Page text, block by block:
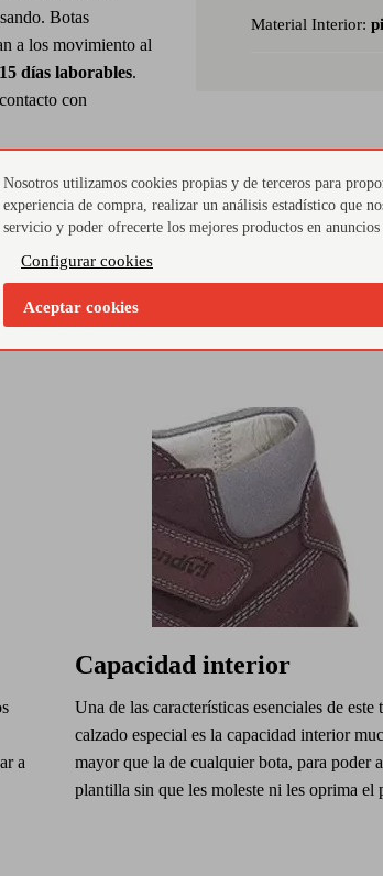
Material Interior:
Botas
a los movimiento al
días laborables.
con
terapéutico
europea) por
de tiendas
es necesario
a
Capacidad interior
Una de las características esenciales de este
calzado especial es la capacidad interior
mayor que la de cualquier bota, para poder
plantilla sin que les moleste ni les oprima el
Nosotros utilizamos cookies propias y de terceros para
experiencia de compra, realizar un análisis estadístico que
servicio y poder ofrecerte los mejores productos en
Configurar cookies
Aceptar cookies